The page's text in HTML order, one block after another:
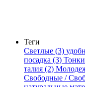
Теги
Светлые (3)
посадка (3)
талия (2)
Свободные /